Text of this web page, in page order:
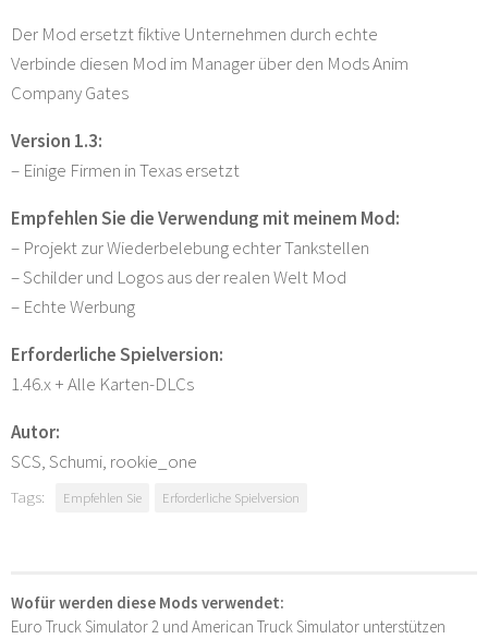
Der Mod ersetzt fiktive Unternehmen durch echte
Verbinde diesen Mod im Manager über den Mods Anim
Company Gates
Version 1.3:
– Einige Firmen in Texas ersetzt
Empfehlen Sie die Verwendung mit meinem Mod:
– Projekt zur Wiederbelebung echter Tankstellen
– Schilder und Logos aus der realen Welt Mod
– Echte Werbung
Erforderliche Spielversion:
1.46.x + Alle Karten-DLCs
Autor:
SCS, Schumi, rookie_one
Tags: Empfehlen Sie Erforderliche Spielversion
Wofür werden diese Mods verwendet:
Euro Truck Simulator 2 und American Truck Simulator unterstützen